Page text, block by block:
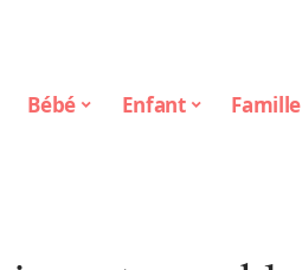
Bébé Enfant Famille